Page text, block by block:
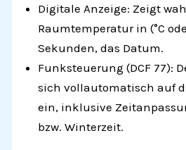
Digitale Anzeige: Zeigt
Raumtemperatur in (°C
Sekunden, das Datum.
Funksteuerung (DCF 77):
sich vollautomatisch auf
ein, inklusive
bzw. Winterzeit.